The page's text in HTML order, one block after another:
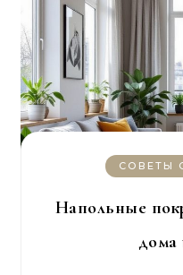
СОВЕТЫ
Напольные
дома